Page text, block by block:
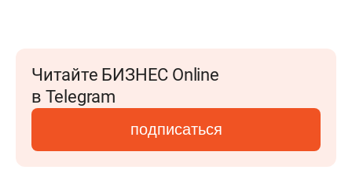
Читайте БИЗНЕС Online
в Telegram
подписаться